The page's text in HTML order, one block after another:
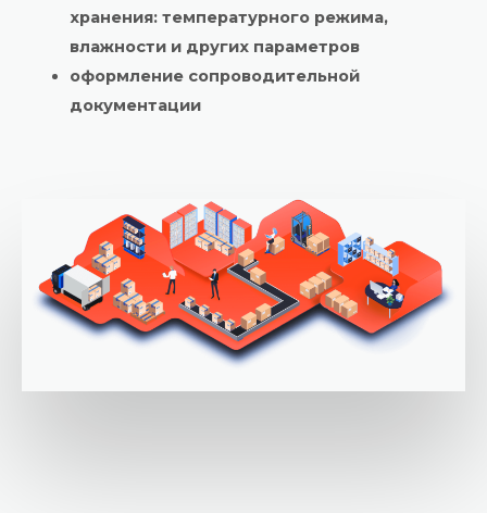
хранения: температурного режима,
влажности и других параметров
оформление сопроводительной
документации